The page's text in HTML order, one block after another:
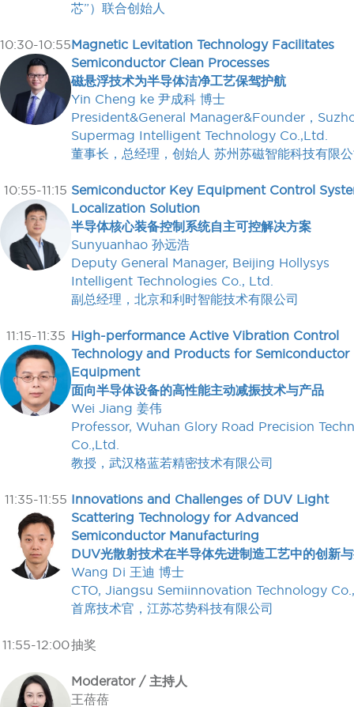
芯”）联合创始人
10:30-10:55Magnetic Levitation Technology Facilitates
Semiconductor Clean Processes
磁悬浮技术为半导体洁净工艺保驾护航
Yin Cheng ke 尹成科 博士
President&General Manager&Founder，
Supermag Intelligent Technology Co.,Ltd.
董事长，总经理，创始人 苏州苏磁智能科技有限
10:55-11:15 Semiconductor Key Equipment Control
Localization Solution
半导体核心装备控制系统自主可控解决方案
Sunyuanhao 孙远浩
Deputy General Manager, Beijing Hollysys
Intelligent Technologies Co., Ltd.
副总经理，北京和利时智能技术有限公司
11:15-11:35 High-performance Active Vibration Control
Technology and Products for Semiconductor
Equipment
面向半导体设备的高性能主动减振技术与产品
Wei Jiang 姜伟
Professor, Wuhan Glory Road Precision
Co.,Ltd.
教授，武汉格蓝若精密技术有限公司
11:35-11:55 Innovations and Challenges of DUV Light
Scattering Technology for Advanced
Semiconductor Manufacturing
DUV光散射技术在半导体先进制造工艺中的创新
Wang Di 王迪 博士
CTO, Jiangsu Semiinnovation Technology
首席技术官，江苏芯势科技有限公司
11:55-12:00抽奖
Moderator / 主持人
王蓓蓓